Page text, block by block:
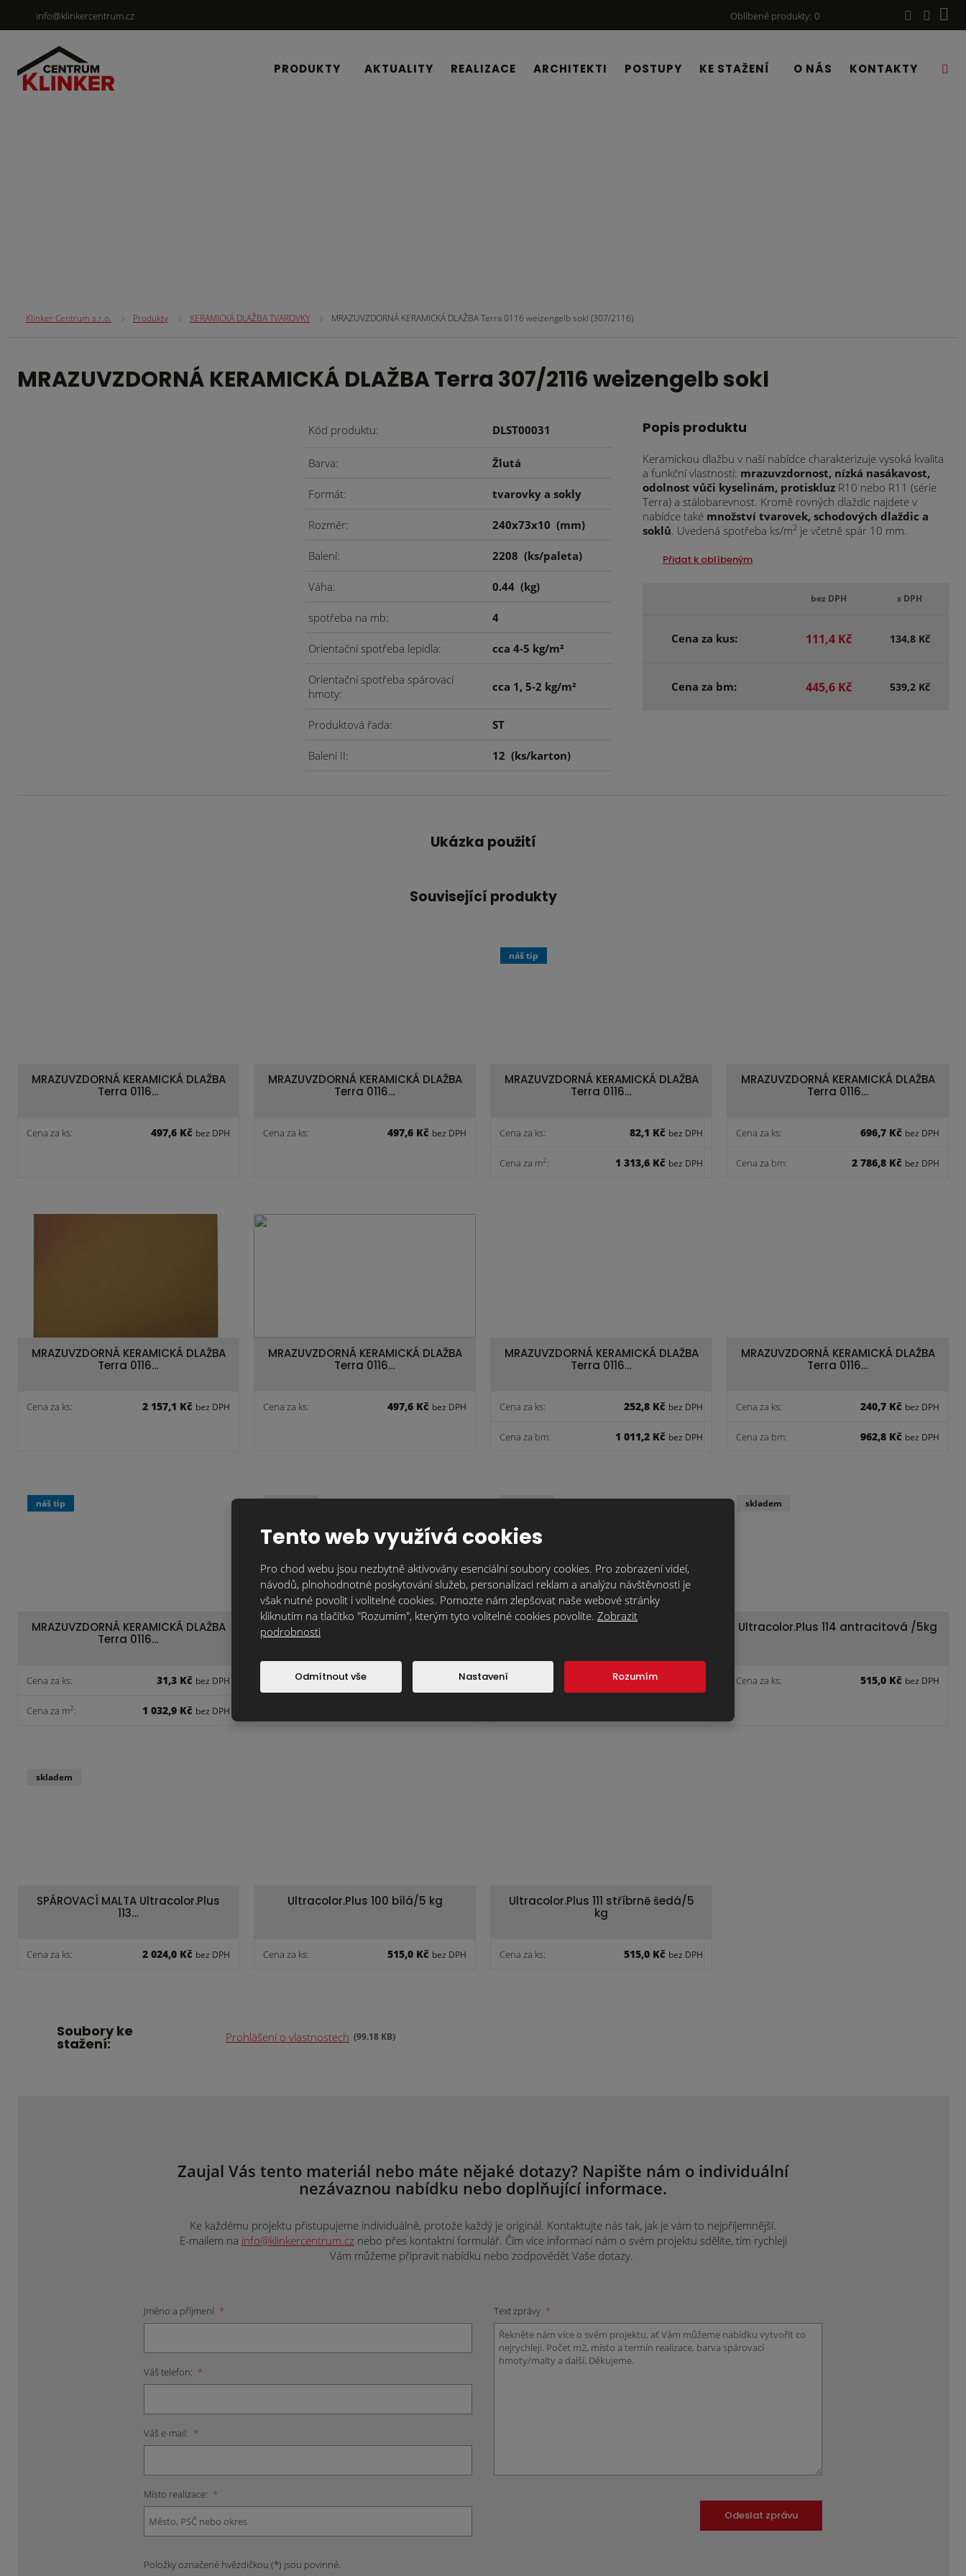
info@klinkercentrum.cz Oblíbené produkty 0
PRODUKTY AKTUALITY REALIZACE ARCHITEKTI POSTUPY KE STAŽENÍ O NÁS KONTAKTY
Klinker Centrum s.r.o. Produkty KERAMICKÁ DLAŽBA TVAROVKY MRAZUVZDORNÁ KERAMICKÁ DLAŽBA Terra 0116 weizengelb sokl (307/2116)
MRAZUVZDORNÁ KERAMICKÁ DLAŽBA Terra 307/2116 weizengelb sokl
Kód produktu DLST00031
Barva Žlutá
Formát tvarovky a sokly
Rozměr 240x73x10(mm)
Balení 2208(ks/paleta)
Váha 0.44(kg)
spotřeba na mb 4
Orientační spotřeba lepidla cca 4-5 kg/m²
Orientační spotřeba spárovací
hmoty
cca 1, 5-2 kg/m²
Produktová řada ST
Balení II 12(ks/karton)
Popis produktu
Keramickou dlažbu v naší nabídce charakterizuje vysoká kvalita
a funkční vlastnosti: mrazuvzdornost, nízká nasákavost,
odolnost vůči kyselinám, protiskluzR10 nebo R11 (série
Terra) a stálobarevnost. Kromě rovných dlaždic najdete v
nabídce také množství tvarovek, schodových dlaždic a
soklů. Uvedená spotřeba ks/m2je včetně spár 10 mm.
Přidat k oblíbeným
bez DPH s DPH
Cena za kus: 111,4 Kč 134,8 Kč
Cena za bm: 445,6 Kč 539,2 Kč
Ukázka použití
Související produkty
MRAZUVZDORNÁ KERAMICKÁ DLAŽBA
Terra 0116…
Cena za ks: 497,6 Kč bez DPH
MRAZUVZDORNÁ KERAMICKÁ DLAŽBA
Terra 0116…
Cena za ks: 497,6 Kč bez DPH
MRAZUVZDORNÁ KERAMICKÁ DLAŽBA
Terra 0116…
Cena za ks: 82,1 Kč bez DPH
Cena za m2: 1 313,6 Kč bez DPH
náš tip
MRAZUVZDORNÁ KERAMICKÁ DLAŽBA
Terra 0116…
Cena za ks: 696,7 Kč bez DPH
Cena za bm: 2 786,8 Kč bez DPH
MRAZUVZDORNÁ KERAMICKÁ DLAŽBA
Terra 0116…
Cena za ks: 2 157,1 Kč bez DPH
MRAZUVZDORNÁ KERAMICKÁ DLAŽBA
Terra 0116…
Cena za ks: 497,6 Kč bez DPH
MRAZUVZDORNÁ KERAMICKÁ DLAŽBA
Terra 0116…
Cena za ks: 252,8 Kč bez DPH
Cena za bm: 1 011,2 Kč bez DPH
MRAZUVZDORNÁ KERAMICKÁ DLAŽBA
Terra 0116…
Cena za ks: 240,7 Kč bez DPH
Cena za bm: 962,8 Kč bez DPH
MRAZUVZDORNÁ KERAMICKÁ DLAŽBA
Terra 0116…
Cena za ks: 31,3 Kč bez DPH
Cena za m2: 1 032,9 Kč bez DPH
náš tip
Keraflex EXTRA S1/25 kg
Cena za ks: bez DPH Cena za ks: 2 080,0 Kč
Ultracolor.Plus 114 antracitová /5kg
Cena za ks: 515,0 Kč bez DPH
skladem
SPÁROVACÍ MALTA Ultracolor.Plus
113…
Cena za ks: 2 024,0 Kč bez DPH
skladem
Ultracolor.Plus 100 bílá/5 kg
Cena za ks: 515,0 Kč bez DPH
Ultracolor.Plus 111 stříbrně šedá/5
kg
Cena za ks: 515,0 Kč bez DPH
Soubory ke
stažení: Prohlášení o vlastnostech 99.18 KB
Zaujal Vás tento materiál nebo máte nějaké dotazy? Napište nám o individuální
nezávaznou nabídku nebo doplňující informace.
Ke každému projektu přistupujeme individuálně, protože každý je originál. Kontaktujte nás tak, jak je vám to nejpříjemnější.
E-mailem na info@klinkercentrum.cz nebo přes kontaktní formulář. Čím více informací nám o svém projektu sdělíte, tím rychleji
Vám můžeme připravit nabídku nebo zodpovědět Vaše dotazy.
Jméno a příjmení *
Váš telefon: *
Váš e-mail: *
Místo realizace: *
Položky označené hvězdičkou (*) jsou povinné.
Text zprávy *
Odeslat zprávu
Tento web využívá cookies
Pro chod webu jsou nezbytně aktivovány esenciální soubory cookies. Pro zobrazení videí,
návodů, plnohodnotné poskytování služeb, personalizaci reklam a analýzu návštěvnosti je
však nutné povolit i volitelné cookies. Pomozte nám zlepšovat naše webové stránky
kliknutím na tlačítko "Rozumím", kterým tyto volitelné cookies povolíte. Zobrazit
podrobnosti
Odmítnout vše Nastavení Rozumím